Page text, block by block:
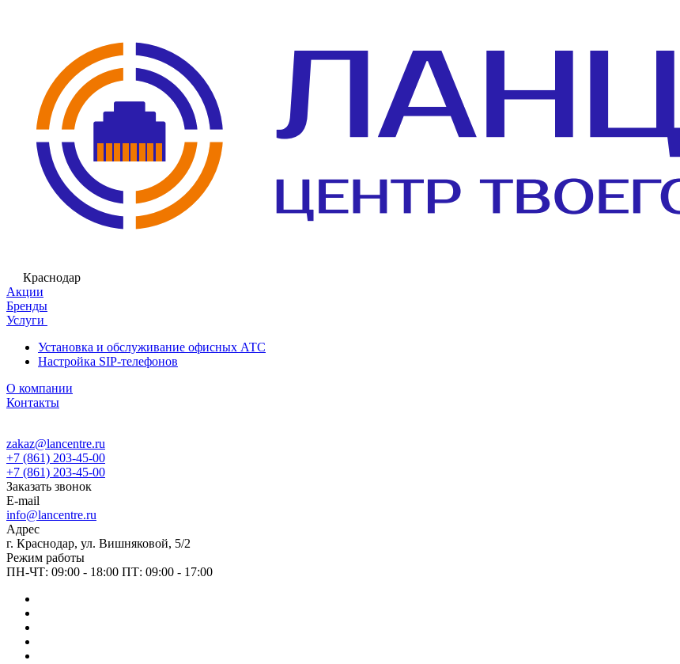
Краснодар
Акции
Бренды
Услуги
Установка и обслуживание офисных АТС
Настройка SIP-телефонов
О компании
Контакты
zakaz@lancentre.ru
+7 (861) 203-45-00
+7 (861) 203-45-00
Заказать звонок
E-mail
info@lancentre.ru
Адрес
г. Краснодар, ул. Вишняковой, 5/2
Режим работы
ПН-ЧТ: 09:00 - 18:00 ПТ: 09:00 - 17:00